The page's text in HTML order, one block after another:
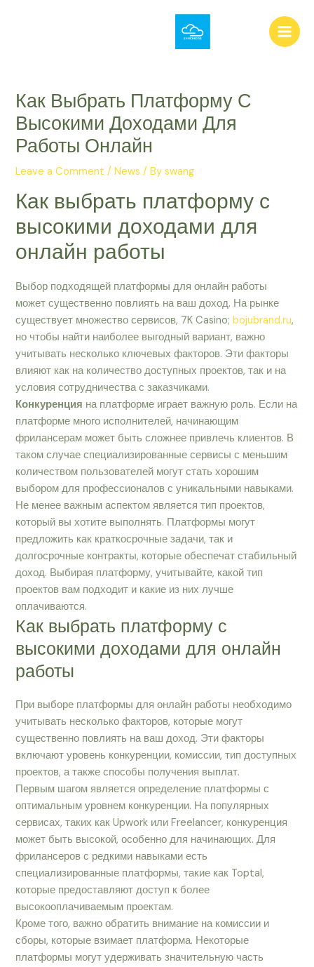
Main
Как Выбрать Платформу С
Высокими Доходами Для
Работы Онлайн
Leave a Comment /News / Byswang
Как выбрать платформу с
высокими доходами для
онлайн работы
Выбор подходящей платформы для онлайн работы
может существенно повлиять на ваш доход. На рынке
существует множество сервисов, 7K Casino;bojubrand.ru,
но чтобы найти наиболее выгодный вариант, важно
учитывать несколько ключевых факторов. Эти факторы
влияют как на количество доступных проектов, так и на
условия сотрудничества с заказчиками.
Конкуренция на платформе играет важную роль. Если на
платформе много исполнителей, начинающим
фрилансерам может быть сложнее привлечь клиентов. В
таком случае специализированные сервисы с меньшим
количеством пользователей могут стать хорошим
выбором для профессионалов с уникальными навыками.
Не менее важным аспектом является тип проектов,
который вы хотите выполнять. Платформы могут
предложить как краткосрочные задачи, так и
долгосрочные контракты, которые обеспечат стабильный
доход. Выбирая платформу, учитывайте, какой тип
проектов вам подходит и какие из них лучше
оплачиваются.
Как выбрать платформу с
высокими доходами для онлайн
работы
При выборе платформы для онлайн работы необходимо
учитывать несколько факторов, которые могут
существенно повлиять на ваш доход. Эти факторы
включают уровень конкуренции, комиссии, тип доступных
проектов, а также способы получения выплат.
Первым шагом является определение платформы с
оптимальным уровнем конкуренции. На популярных
сервисах, таких как Upwork или Freelancer, конкуренция
может быть высокой, особенно для начинающих. Для
фрилансеров с редкими навыками есть
специализированные платформы, такие как Toptal,
которые предоставляют доступ к более
высокооплачиваемым проектам.
Кроме того, важно обратить внимание на комиссии и
сборы, которые взимает платформа. Некоторые
платформы могут удерживать значительную часть